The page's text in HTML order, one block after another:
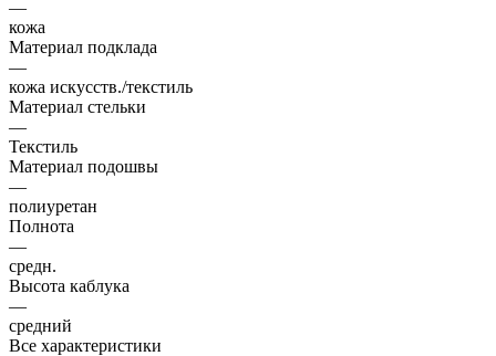
—
кожа
Материал подклада
—
кожа искусств./текстиль
Материал стельки
—
Текстиль
Материал подошвы
—
полиуретан
Полнота
—
средн.
Высота каблука
—
средний
Все характеристики